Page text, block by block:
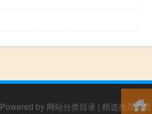
Powered by 网站分类目录 | 精选推荐文章